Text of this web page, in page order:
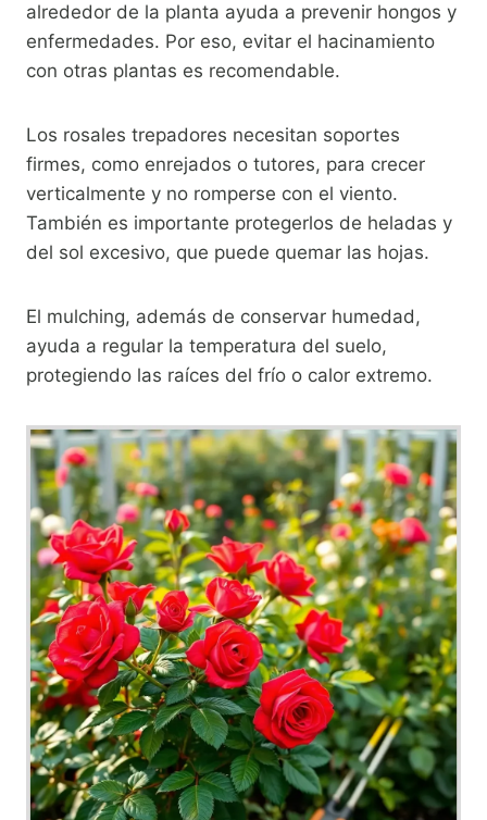
alrededor de la planta ayuda a prevenir hongos y
enfermedades. Por eso, evitar el hacinamiento
con otras plantas es recomendable.
Los rosales trepadores necesitan soportes
firmes, como enrejados o tutores, para crecer
verticalmente y no romperse con el viento.
También es importante protegerlos de heladas y
del sol excesivo, que puede quemar las hojas.
El mulching, además de conservar humedad,
ayuda a regular la temperatura del suelo,
protegiendo las raíces del frío o calor extremo.